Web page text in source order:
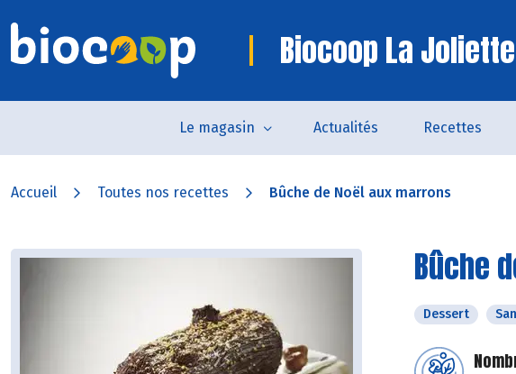
Biocoop La Joliette
Le magasin Actualités Recettes
Accueil Toutes nos recettes Bûche de Noël aux marrons
Bûche
Dessert